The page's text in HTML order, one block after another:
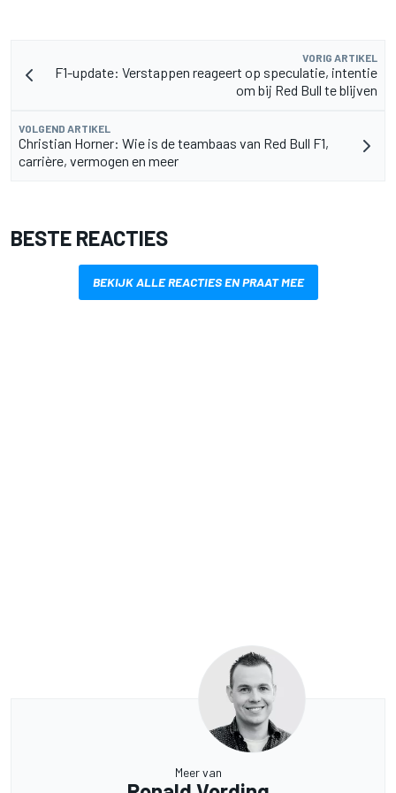
VORIG ARTIKEL
F1-update: Verstappen reageert op speculatie, intentie
om bij Red Bull te blijven
VOLGEND ARTIKEL
Christian Horner: Wie is de teambaas van Red Bull F1,
carrière, vermogen en meer
BESTE REACTIES
BEKIJK ALLE REACTIES EN PRAAT MEE
Meer van